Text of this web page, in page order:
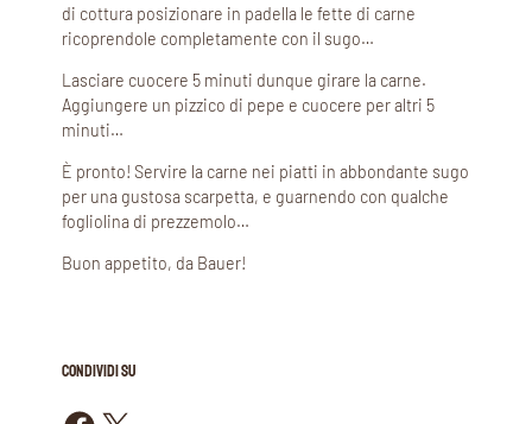
di cottura posizionare in padella le fette di carne
ricoprendole completamente con il sugo…
Lasciare cuocere 5 minuti dunque girare la carne.
Aggiungere un pizzico di pepe e cuocere per altri 5
minuti…
È pronto! Servire la carne nei piatti in abbondante sugo
per una gustosa scarpetta, e guarnendo con qualche
fogliolina di prezzemolo…
Buon appetito, da Bauer!
CONDIVIDI SU